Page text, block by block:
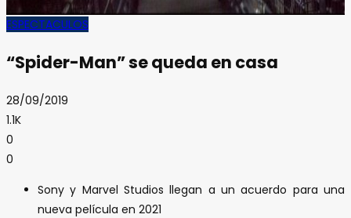
ESPECTACULOS
“Spider-Man” se queda en casa
28/09/2019
1.1K
0
0
Sony y Marvel Studios llegan a un acuerdo para una
nueva película en 2021